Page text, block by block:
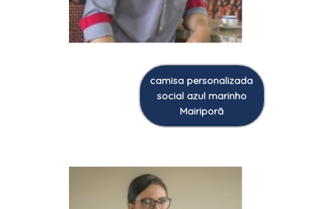
camisa personalizada
social azul marinho
Mairiporã